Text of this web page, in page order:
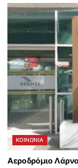
ΚΟΙΝΩΝΙΑ
Αεροδρόμιο